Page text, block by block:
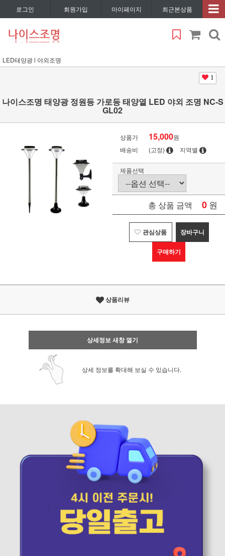
로그인 회원가입 마이페이지 최근본상품
LED태양광 l 야외조명
1
나이스조명 태양광 정원등 가로등 태양열 LED 야외 조명 NC-S
GL02
상품가 15,000원
배송비
(고정) 지역별
제품선택
총 상품 금액 0 원
관심상품 장바구니
구매하기
상품리뷰
상세정보 새창 열기
상세 정보를 확대해 보실 수 있습니다.